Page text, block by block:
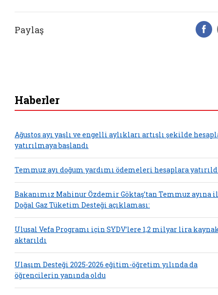
Paylaş
Haberler
Ağustos ayı yaşlı ve engelli aylıkları artışlı şekilde
yatırılmaya başlandı
Temmuz ayı doğum yardımı ödemeleri hesaplara
Bakanımız Mahinur Özdemir Göktaş’tan Temmuz
Doğal Gaz Tüketim Desteği açıklaması:
Ulusal Vefa Programı için SYDV’lere 1,2 milyar lira
aktarıldı
Ulaşım Desteği 2025-2026 eğitim-öğretim yılında da
öğrencilerin yanında oldu